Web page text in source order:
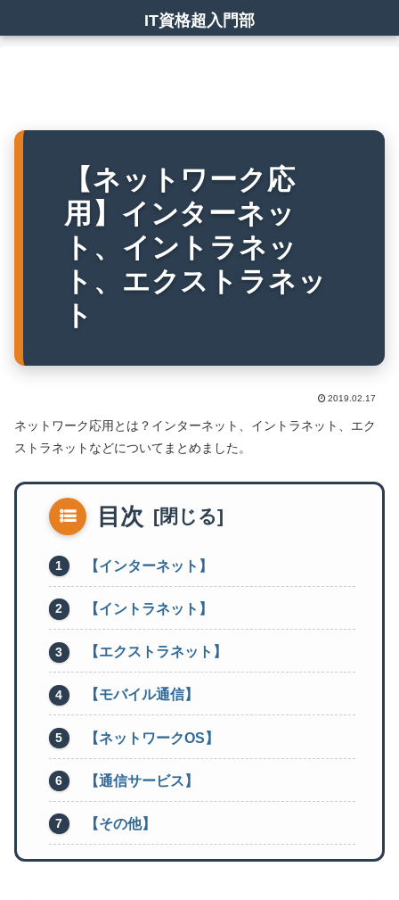
IT資格超入門部
【ネットワーク応
用】インターネッ
ト、イントラネッ
ト、エクストラネッ
ト
2019.02.17
ネットワーク応用とは？インターネット、イントラネット、エク
ストラネットなどについてまとめました。
目次
【インターネット】
【イントラネット】
【エクストラネット】
【モバイル通信】
【ネットワークOS】
【通信サービス】
【その他】